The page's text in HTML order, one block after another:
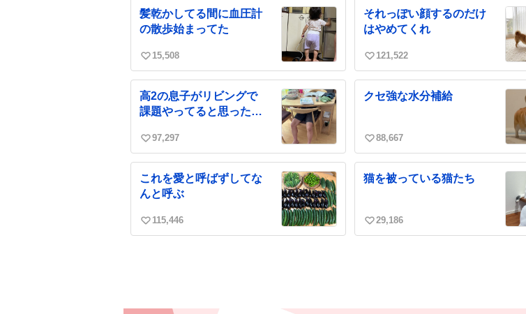
ね
数
ね
数
髪乾かしてる間に血圧計
の散歩始まってた
い
ね
数
15,508
それっぽい顔するのだけ
はやめてくれ
い
ね
数
121,522
高2の息子がリビングで
課題やってると思った
い
ね
数
97,297
クセ強な水分補給
い
ね
数
88,667
これを愛と呼ばずしてな
んと呼ぶ
い
115,446
猫を被っている猫たち
い
29,186